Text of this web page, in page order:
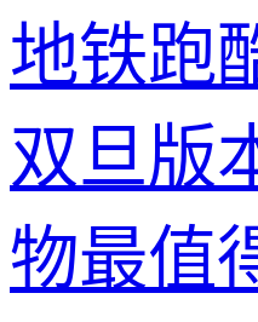
地铁跑
双旦版
物最值